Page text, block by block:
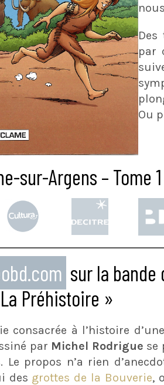
par
Ou
sur-Argens –
sur la
Préhistoire »
consacrée à l’histoire
par Michel Rodrigue se
Le propos n’a rien
des grottes de la Bouverie,